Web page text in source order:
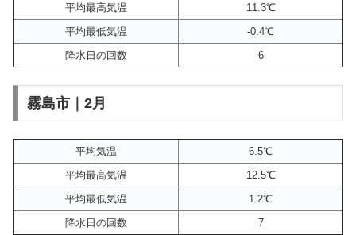
平均最高気温
11.3℃
平均最低気温
-0.4℃
降水日の回数
6
霧島市｜2月
平均気温
6.5℃
平均最高気温
12.5℃
平均最低気温
1.2℃
降水日の回数
7